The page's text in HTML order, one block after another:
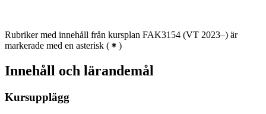
Rubriker med innehåll från kursplan FAK3154 (VT 2023–) är
markerade med en asterisk ( )
Innehåll och lärandemål
Kursupplägg